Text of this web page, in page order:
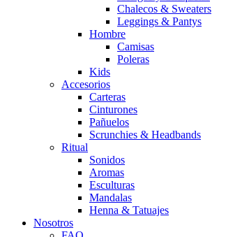
Chalecos & Sweaters
Leggings & Pantys
Hombre
Camisas
Poleras
Kids
Accesorios
Carteras
Cinturones
Pañuelos
Scrunchies & Headbands
Ritual
Sonidos
Aromas
Esculturas
Mandalas
Henna & Tatuajes
Nosotros